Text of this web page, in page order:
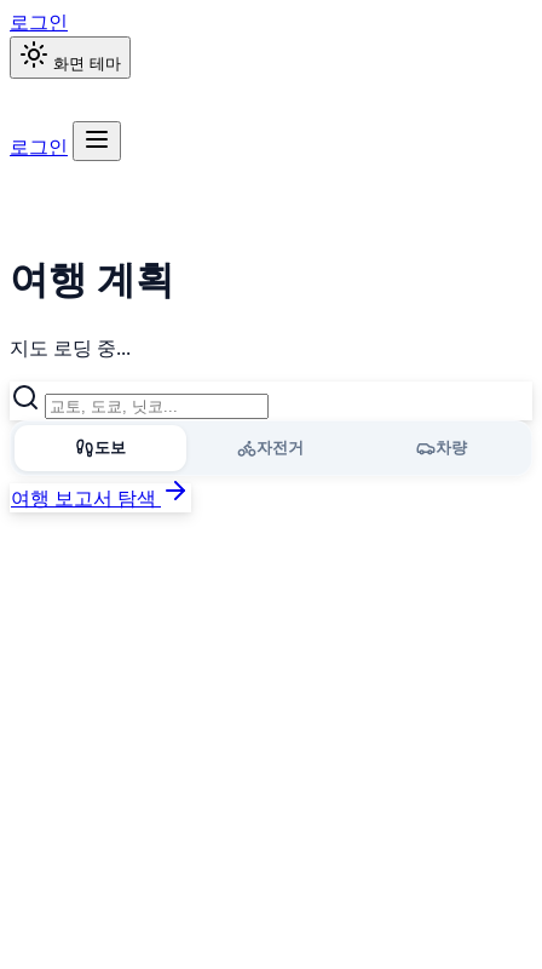
로그인
화면 테마
로그인
여행 계획
지도 로딩 중...
도보 자전거 차량
여행 보고서 탐색